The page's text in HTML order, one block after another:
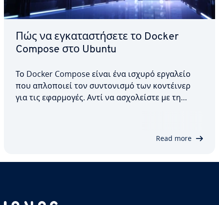
Πώς να εγκαταστήσετε το Docker
Compose στο Ubuntu
Το Docker Compose είναι ένα ισχυρό εργαλείο
που απλοποιεί τον συντονισμό των κοντέινερ
για τις εφαρμογές. Αντί να ασχολείστε με τη
Read more